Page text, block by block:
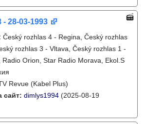
- 28-03-1993
Český rozhlas 4 - Regina, Český rozhlas
rozhlas 3 - Vltava, Český rozhlas 1 -
Radio Orion, Star Radio Morava, Ekol.S
Revue (Kabel Plus)
сайт: dimlys1994 (2025-08-19